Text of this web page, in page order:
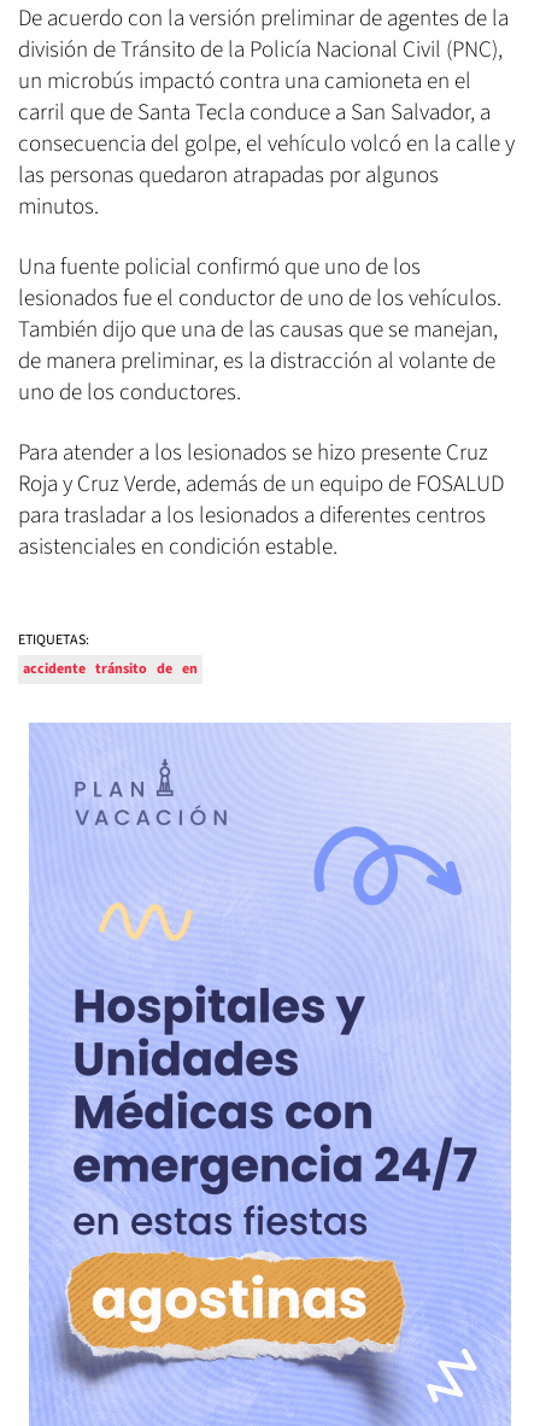
De acuerdo con la versión preliminar de agentes de la
división de Tránsito de la Policía Nacional Civil (PNC),
un microbús impactó contra una camioneta en el
carril que de Santa Tecla conduce a San Salvador, a
consecuencia del golpe, el vehículo volcó en la calle y
las personas quedaron atrapadas por algunos
minutos.
Una fuente policial confirmó que uno de los
lesionados fue el conductor de uno de los vehículos.
También dijo que una de las causas que se manejan,
de manera preliminar, es la distracción al volante de
uno de los conductores.
Para atender a los lesionados se hizo presente Cruz
Roja y Cruz Verde, además de un equipo de FOSALUD
para trasladar a los lesionados a diferentes centros
asistenciales en condición estable.
ETIQUETAS:
accidente tránsito de en